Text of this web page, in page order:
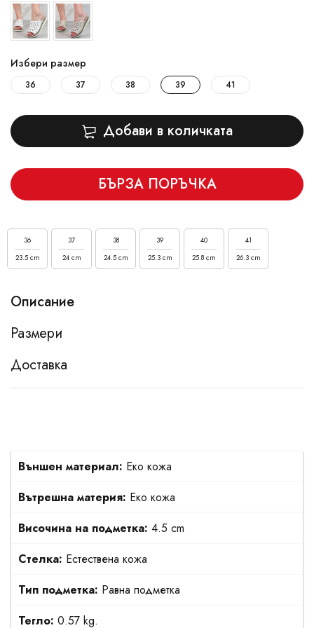
Избери размер
36 37 38 39 41
Добави в количката
БЪРЗА ПОРЪЧКА
36
23.5 cm
37
24 cm
38
24.5 cm
39
25.3 cm
40
25.8 cm
41
26.3 cm
Описание
Размери
Доставка
Външен материал: Еко кожа
Вътрешна материя: Еко кожа
Височина на подметка: 4.5 cm
Стелка: Естествена кожа
Тип подметка: Равна подметка
Тегло: 0.57 kg.